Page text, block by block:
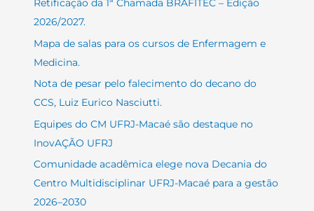
Retificação da 1ª Chamada BRAFITEC – Edição
2026/2027.
Mapa de salas para os cursos de Enfermagem e
Medicina.
Nota de pesar pelo falecimento do decano do
CCS, Luiz Eurico Nasciutti.
Equipes do CM UFRJ-Macaé são destaque no
InovAÇÃO UFRJ
Comunidade acadêmica elege nova Decania do
Centro Multidisciplinar UFRJ-Macaé para a gestão
2026–2030